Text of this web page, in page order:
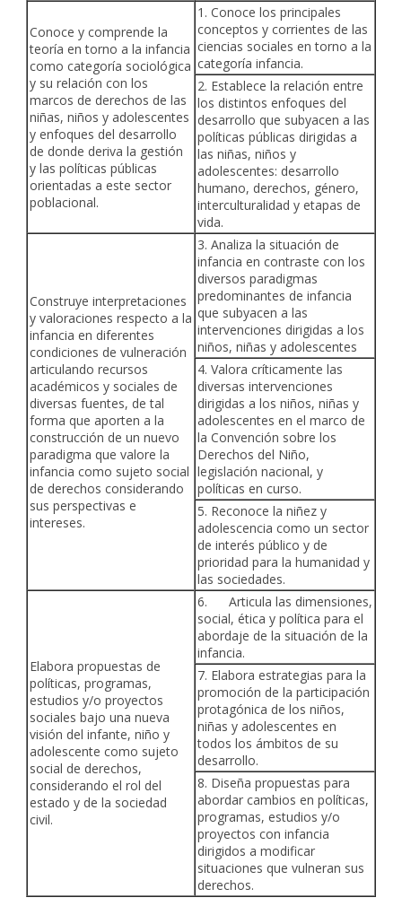
Conoce y comprende la
teoría en torno a la infancia
como categoría sociológica
y su relación con los
marcos de derechos de las
niñas, niños y adolescentes
y enfoques del desarrollo
de donde deriva la gestión
y las políticas públicas
orientadas a este sector
poblacional.
1. Conoce los principales
conceptos y corrientes de las
ciencias sociales en torno a la
categoría infancia.
2. Establece la relación entre
los distintos enfoques del
desarrollo que subyacen a las
políticas públicas dirigidas a
las niñas, niños y
adolescentes: desarrollo
humano, derechos, género,
interculturalidad y etapas de
vida.
Construye interpretaciones
y valoraciones respecto a la
infancia en diferentes
condiciones de vulneración
articulando recursos
académicos y sociales de
diversas fuentes, de tal
forma que aporten a la
construcción de un nuevo
paradigma que valore la
infancia como sujeto social
de derechos considerando
sus perspectivas e
intereses.
3. Analiza la situación de
infancia en contraste con los
diversos paradigmas
predominantes de infancia
que subyacen a las
intervenciones dirigidas a los
niños, niñas y adolescentes
4. Valora críticamente las
diversas intervenciones
dirigidas a los niños, niñas y
adolescentes en el marco de
la Convención sobre los
Derechos del Niño,
legislación nacional, y
políticas en curso.
5. Reconoce la niñez y
adolescencia como un sector
de interés público y de
prioridad para la humanidad y
las sociedades.
Elabora propuestas de
políticas, programas,
estudios y/o proyectos
sociales bajo una nueva
visión del infante, niño y
adolescente como sujeto
social de derechos,
considerando el rol del
estado y de la sociedad
civil.
6. Articula las dimensiones,
social, ética y política para el
abordaje de la situación de la
infancia.
7. Elabora estrategias para la
promoción de la participación
protagónica de los niños,
niñas y adolescentes en
todos los ámbitos de su
desarrollo.
8. Diseña propuestas para
abordar cambios en políticas,
programas, estudios y/o
proyectos con infancia
dirigidos a modificar
situaciones que vulneran sus
derechos.